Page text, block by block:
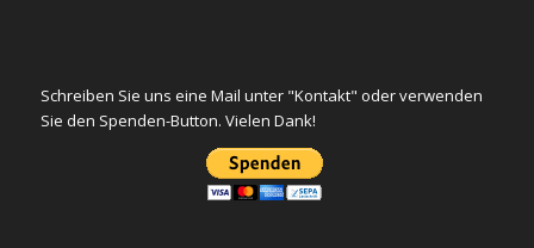
Schreiben Sie uns eine Mail unter "Kontakt" oder verwenden
Sie den Spenden-Button. Vielen Dank!